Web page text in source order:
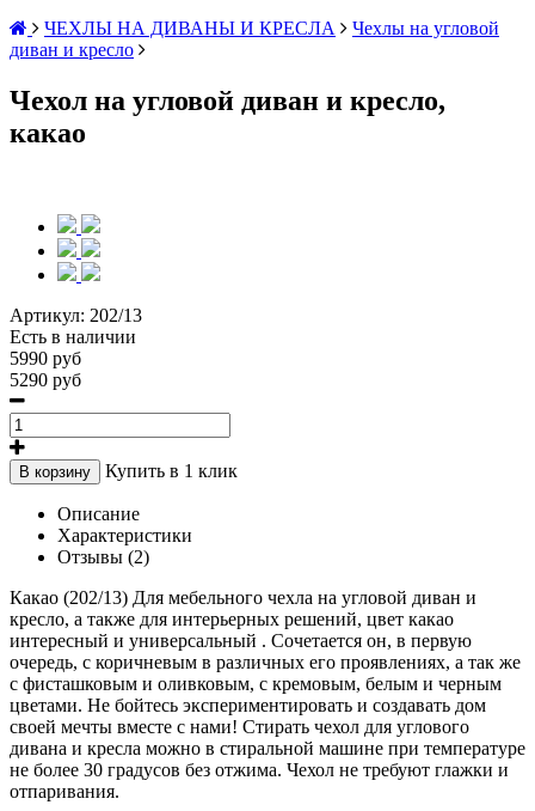
ЧЕХЛЫ НА ДИВАНЫ И КРЕСЛА
Чехлы на угловой
диван и кресло
Чехол на угловой диван и кресло,
какао
Артикул: 202/13
Есть в наличии
5990 руб
5290 руб
В корзину Купить в 1 клик
Описание
Характеристики
Отзывы (2)
Какао (202/13) Для мебельного чехла на угловой диван и
кресло, а также для интерьерных решений, цвет какао
интересный и универсальный . Сочетается он, в первую
очередь, с коричневым в различных его проявлениях, а так же
с фисташковым и оливковым, с кремовым, белым и черным
цветами. Не бойтесь экспериментировать и создавать дом
своей мечты вместе с нами! Стирать чехол для углового
дивана и кресла можно в стиральной машине при температуре
не более 30 градусов без отжима. Чехол не требуют глажки и
отпаривания.